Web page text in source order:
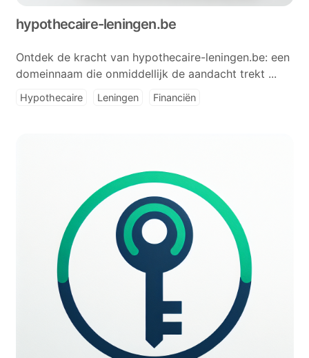
hypothecaire-leningen.be
Ontdek de kracht van hypothecaire-leningen.be: een
domeinnaam die onmiddellijk de aandacht trekt ...
Hypothecaire Leningen Financiën